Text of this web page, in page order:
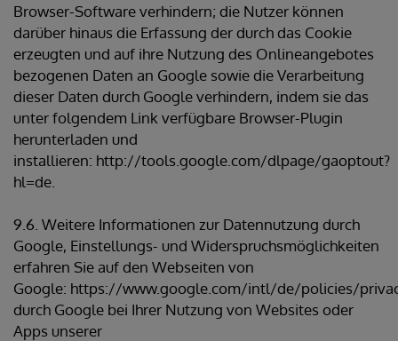
Browser-Software verhindern; die Nutzer können
darüber hinaus die Erfassung der durch das Cookie
erzeugten und auf ihre Nutzung des Onlineangebotes
bezogenen Daten an Google sowie die Verarbeitung
dieser Daten durch Google verhindern, indem sie das
unter folgendem Link verfügbare Browser-Plugin
herunterladen und
installieren: http://tools.google.com/dlpage/gaoptout?
hl=de.
9.6. Weitere Informationen zur Datennutzung durch
Google, Einstellungs- und Widerspruchsmöglichkeiten
erfahren Sie auf den Webseiten von
Google: https://www.google.com/intl/de/policies/
durch Google bei Ihrer Nutzung von Websites oder
Apps unserer